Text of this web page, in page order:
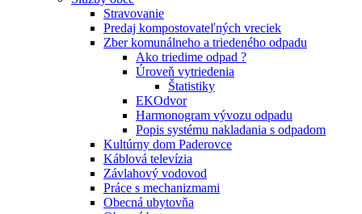
Stravovanie
Predaj kompostovateľných vreciek
Zber komunálneho a triedeného odpadu
Ako triedime odpad ?
Úroveň vytriedenia
Štatistiky
EKOdvor
Harmonogram vývozu odpadu
Popis systému nakladania s odpadom
Kultúrny dom Paderovce
Káblová televízia
Závlahový vodovod
Práce s mechanizmami
Obecná ubytovňa